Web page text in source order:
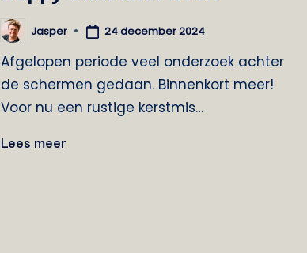
Geplaatst
door
Jasper 24 december 2024
Afgelopen periode veel onderzoek achter
de schermen gedaan. Binnenkort meer!
Voor nu een rustige kerstmis…
Lees meer